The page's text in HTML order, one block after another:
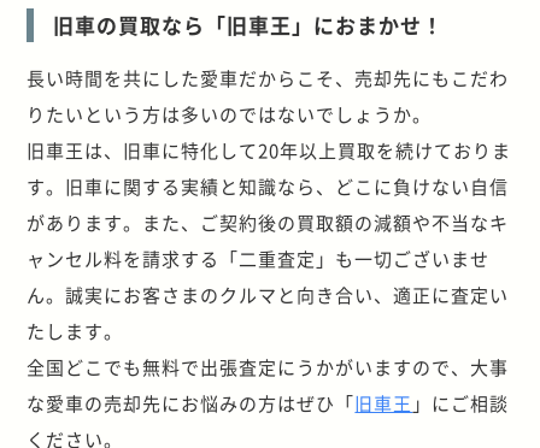
旧車の買取なら「旧車王」におまかせ！
長い時間を共にした愛車だからこそ、売却先にもこだわ
りたいという方は多いのではないでしょうか。
旧車王は、旧車に特化して20年以上買取を続けておりま
す。旧車に関する実績と知識なら、どこに負けない自信
があります。また、ご契約後の買取額の減額や不当なキ
ャンセル料を請求する「二重査定」も一切ございませ
ん。誠実にお客さまのクルマと向き合い、適正に査定い
たします。
全国どこでも無料で出張査定にうかがいますので、大事
な愛車の売却先にお悩みの方はぜひ「旧車王 」にご相談
ください。